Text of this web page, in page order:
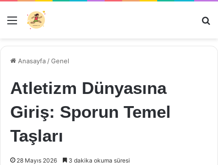
Menü
Anasayfa /Genel
Atletizm Dünyasına
Giriş: Sporun Temel
Taşları
28 Mayıs 2026 3 dakika okuma süresi